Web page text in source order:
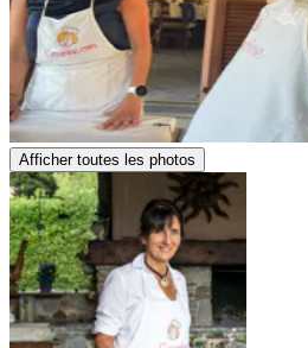
Afficher toutes les photos